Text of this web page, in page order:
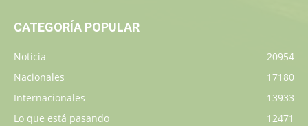
CATEGORÍA POPULAR
Noticia
20954
Nacionales
17180
Internacionales
13933
Lo que está pasando
12471